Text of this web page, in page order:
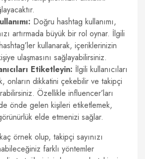
Doğru hashtag kullanımı,
artırmada büyük bir rol oynar. İlgili
kullanarak, içeriklerinizin
ulaşmasını sağlayabilirsiniz.
Etiketleyin: İlgili kullanıcıları
onların dikkatini çekebilir ve takipçi
Özellikle influencer’ları
önde gelen kişileri etiketlemek,
elde etmenizi sağlar.
örnek olup, takipçi sayınızı
farklı yöntemler